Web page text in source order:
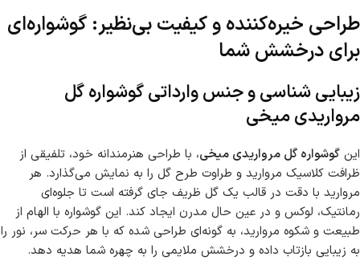
طراحی خیره‌کننده و کیفیت بی‌نظیر: گوشواره‌ای
برای درخشش شما
زیبایی شناسی و جنس وارداتی گوشواره گل
مرواریدی میخی
این گوشواره گل مرواریدی میخی، با طراحی هنرمندانه خود، تلفیقی از
ظرافت کلاسیک مروارید و طراوت طرح گل را به نمایش می‌گذارد. هر
مروارید با دقت در قالب یک گل ظریف جای گرفته است تا جلوه‌ای
رمانتیک، لوکس و در عین حال مدرن ایجاد کند. این گوشواره با الهام از
طبیعت و شکوه مروارید، به گونه‌ای طراحی شده که با هر حرکت سر، نور را
به زیبایی بازتاب داده و درخشش ملایمی را به چهره شما هدیه دهد.